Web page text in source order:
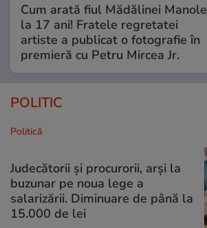
Cum arată fiul Mădălinei Manole
la 17 ani! Fratele regretatei
artiste a publicat o fotografie în
premieră cu Petru Mircea Jr.
POLITIC
Politică
Judecătorii și procurorii, arși la
buzunar pe noua lege a
salarizării. Diminuare de până la
15.000 de lei